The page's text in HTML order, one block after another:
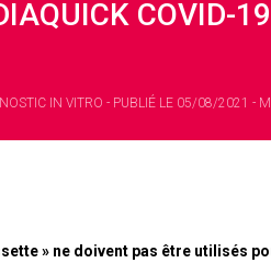
COVID-
IN VITRO - PUBLIÉ LE 05/08/2021 -
» ne doivent pas être utilisés